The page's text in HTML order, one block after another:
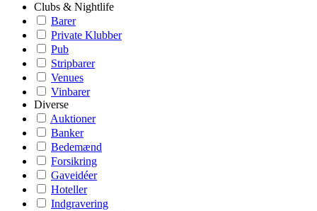
Clubs & Nightlife
Barer
Private Klubber
Pub
Stripbarer
Venues
Vinbarer
Diverse
Auktioner
Banker
Bedemænd
Forsikring
Gaveidéer
Hoteller
Indgravering